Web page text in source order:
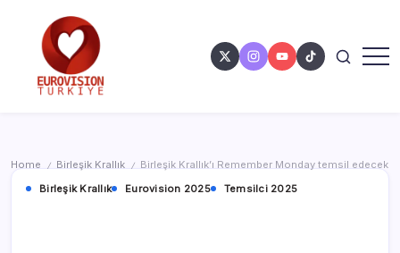
Home / Birleşik Krallık /
Birleşik Krallık’ı Remember Monday temsil edecek
Birleşik Krallık
Eurovision 2025 Temsilci 2025